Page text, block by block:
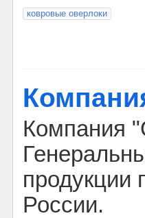
ковровые оверлоки
Компания
продукции
России.